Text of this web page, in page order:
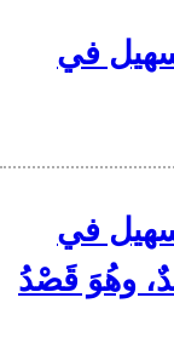
في
في
إمَّا عَمْدٌ، وهُوَ قَصْدُ